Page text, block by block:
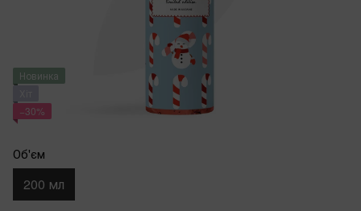
Новинка
−30%
Об'єм
200 мл